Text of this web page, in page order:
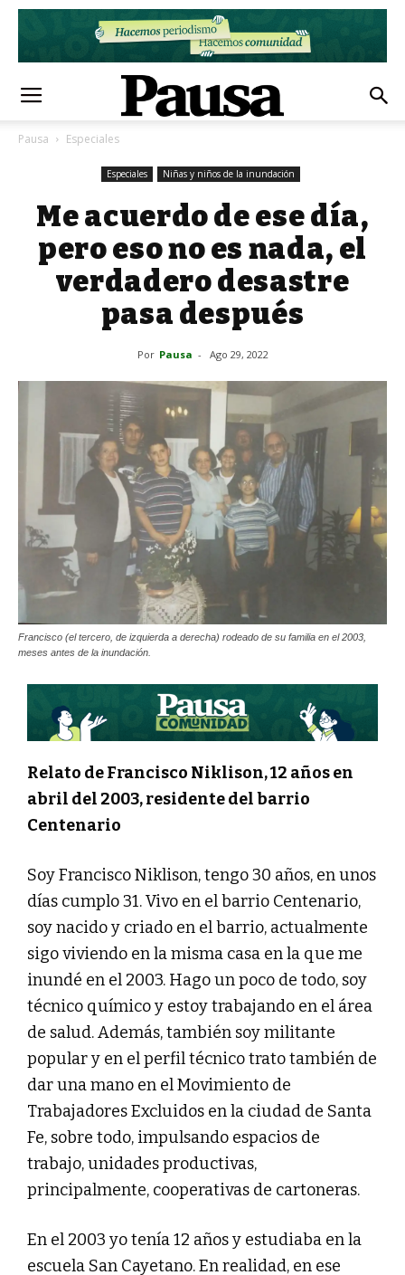
Pausa Especiales
Especiales Niñas y niños de la inundación
Me acuerdo de ese día,
pero eso no es nada, el
verdadero desastre
pasa después
Por Pausa - Ago 29, 2022
Francisco (el tercero, de izquierda a derecha) rodeado de su familia en el 2003,
meses antes de la inundación.
Relato de Francisco Niklison,12 años en
abril del 2003,residente del barrio
Centenario
Soy Francisco Niklison, tengo 30 años, en unos
días cumplo 31. Vivo en el barrio Centenario,
soy nacido y criado en el barrio, actualmente
sigo viviendo en la misma casa en la que me
inundé en el 2003. Hago un poco de todo, soy
técnico químico y estoy trabajando en el área
de salud. Además, también soy militante
popular y en el perfil técnico trato también de
dar una mano en el Movimiento de
Trabajadores Excluidos en la ciudad de Santa
Fe, sobre todo, impulsando espacios de
trabajo, unidades productivas,
principalmente, cooperativas de cartoneras.
En el 2003 yo tenía 12 años y estudiaba en la
escuela San Cayetano. En realidad, en ese